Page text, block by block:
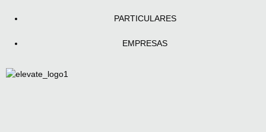
PARTICULARES
EMPRESAS